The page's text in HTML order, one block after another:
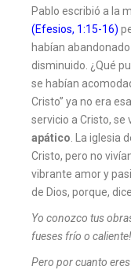
Pablo escribió a la
(Efesios, 1:15-16)
habían
disminuido. ¿Qué
se habían
Cristo” ya no era
servicio a Cristo, se
apático. La iglesia
Cristo, pero no
vibrante amor y
de Dios, porque,
Yo conozco tus
fueses frío o caliente!
Pero por cuanto